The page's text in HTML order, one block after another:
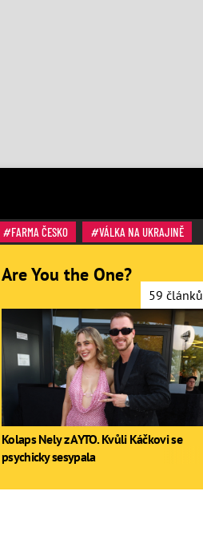
FARMA ČESKO VÁLKA NA UKRAJINĚ
Are You the One?
59 článků
Kolaps Nely z AYTO. Kvůli Káčkovi se
psychicky sesypala